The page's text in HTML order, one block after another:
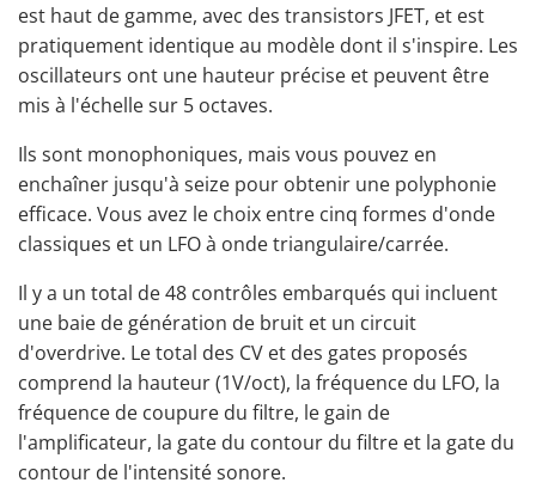
est haut de gamme, avec des transistors JFET, et est
pratiquement identique au modèle dont il s'inspire. Les
oscillateurs ont une hauteur précise et peuvent être
mis à l'échelle sur 5 octaves.
Ils sont monophoniques, mais vous pouvez en
enchaîner jusqu'à seize pour obtenir une polyphonie
efficace. Vous avez le choix entre cinq formes d'onde
classiques et un LFO à onde triangulaire/carrée.
Il y a un total de 48 contrôles embarqués qui incluent
une baie de génération de bruit et un circuit
d'overdrive. Le total des CV et des gates proposés
comprend la hauteur (1V/oct), la fréquence du LFO, la
fréquence de coupure du filtre, le gain de
l'amplificateur, la gate du contour du filtre et la gate du
contour de l'intensité sonore.